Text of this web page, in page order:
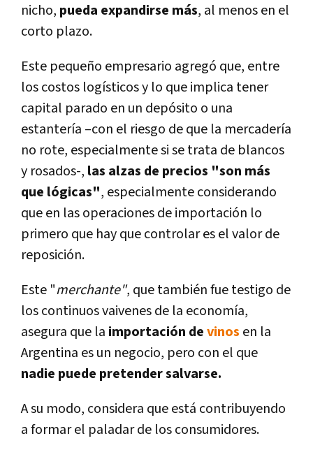
nicho, pueda expandirse más, al menos en el
corto plazo.
Este pequeño empresario agregó que, entre
los costos logí­sticos y lo que implica tener
capital parado en un depósito o una
estanterí­a –con el riesgo de que la mercaderí­a
no rote, especialmente si se trata de blancos
y rosados-, las alzas de precios "son más
que lógicas", especialmente considerando
que en las operaciones de importación lo
primero que hay que controlar es el valor de
reposición.
Este "merchante", que también fue testigo de
los continuos vaivenes de la economí­a,
asegura que la importación devinos en la
Argentina es un negocio, pero con el que
nadie puede pretender salvarse.
A su modo, considera que está contribuyendo
a formar el paladar de los consumidores.